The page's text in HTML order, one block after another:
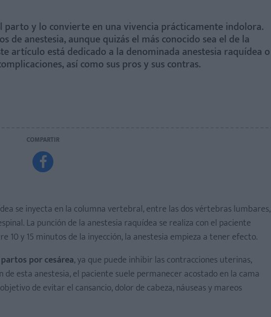
parto y lo convierte en una vivencia prácticamente indolora.
de anestesia, aunque quizás el más conocido sea el de la
artículo está dedicado a la denominada anestesia raquídea o
así como sus pros y sus contras.
COMPARTIR

se inyecta en la columna vertebral, entre las dos vértebras lumbares,
La punción de la anestesia raquídea se realiza con el paciente
y 15 minutos de la inyección, la anestesia empieza a tener efecto.
por cesárea, ya que puede inhibir las contracciones uterinas,
esta anestesia, el paciente suele permanecer acostado en la cama
de evitar el cansancio, dolor de cabeza, náuseas y mareos